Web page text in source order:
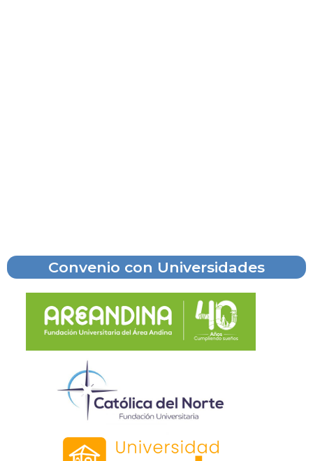
Convenio con Universidades